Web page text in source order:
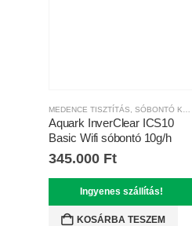
MEDENCE TISZTÍTÁS SÓBONTÓ KÉSZÜLÉKEK
Aquark InverClear ICS10
Basic Wifi sóbontó 10g/h
345.000 Ft
Ingyenes szállítás!
KOSÁRBA TESZEM